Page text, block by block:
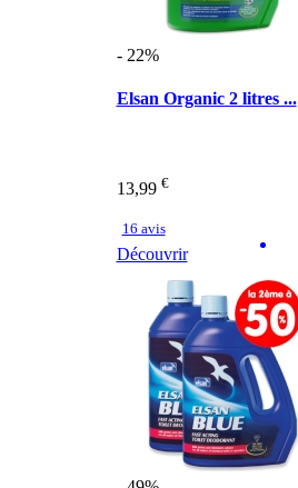
- 22%
Elsan Organic 2 litres ...
13,99 €
16 avis
Découvrir